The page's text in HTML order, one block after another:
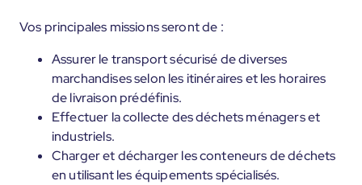
Vos principales missions seront de :
Assurer le transport sécurisé de diverses
marchandises selon les itinéraires et les horaires
de livraison prédéfinis.
Effectuer la collecte des déchets ménagers et
industriels.
Charger et décharger les conteneurs de déchets
en utilisant les équipements spécialisés.